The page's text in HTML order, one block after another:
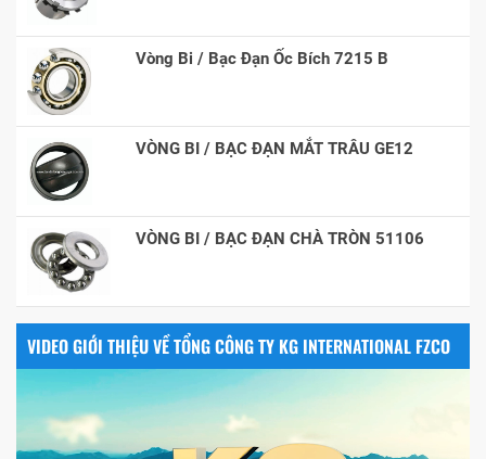
Vòng Bi / Bạc Đạn Ốc Bích 7215 B
VÒNG BI / BẠC ĐẠN MẮT TRÂU GE12
VÒNG BI / BẠC ĐẠN CHÀ TRÒN 51106
VIDEO GIỚI THIỆU VỀ TỔNG CÔNG TY KG INTERNATIONAL FZCO